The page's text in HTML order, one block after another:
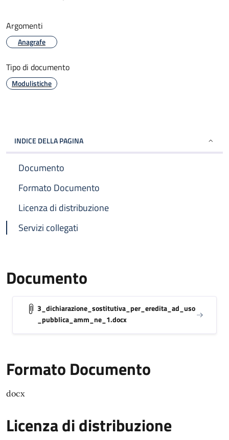
Argomenti
Anagrafe
Tipo di documento
Modulistiche
INDICE DELLA PAGINA
Documento
Formato Documento
Licenza di distribuzione
Servizi collegati
Documento
3_dichiarazione_sostitutiva_per_eredita_ad_uso
_pubblica_amm_ne_1.docx
Formato Documento
docx
Licenza di distribuzione